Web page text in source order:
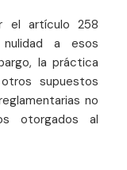
el artículo 258
a esos
la práctica
supuestos
no
otorgados al